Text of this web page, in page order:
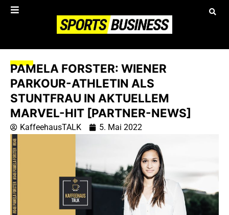
PAMELA FORSTER: WIENER
PARKOUR-ATHLETIN ALS
STUNTFRAU IN AKTUELLEM
MARVEL-HIT [PARTNER-NEWS]
KaffeehausTALK 5. Mai 2022